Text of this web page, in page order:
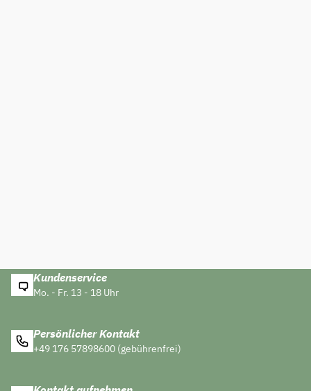
Kundenservice
Mo. - Fr. 13 - 18 Uhr
Persönlicher Kontakt
+49 176 57898600 (gebührenfrei)